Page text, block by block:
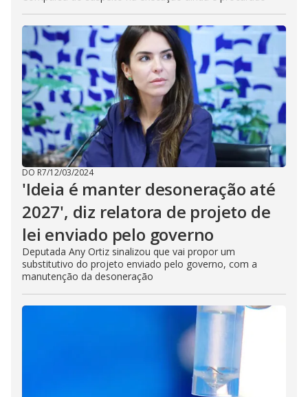
DO R7/12/03/2024
'Ideia é manter desoneração até
2027', diz relatora de projeto de
lei enviado pelo governo
Deputada Any Ortiz sinalizou que vai propor um
substitutivo do projeto enviado pelo governo, com a
manutenção da desoneração